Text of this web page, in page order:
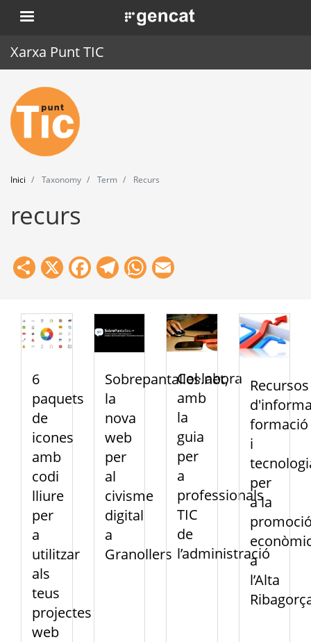
Vés
al
. Obre en una nova finestra.
Xarxa Punt TIC
Inici
Punt TIC
Actualitat
Agenda
Formació
Eines
Inici Taxonomy Term Recurs
recurs
Share
X Facebook
Telegram
WhatsApp
6
paquets
de
icones
amb
codi
lliure
per
a
utilitzar
als
teus
projectes
web
Sobrepantalles.net,
la
nova
web
per
al
civisme
digital
a
Granollers
Col·labora
amb
la
guia
per
a
professionals
TIC
de
l’administració
Recursos
formació
i
per
a la
a
l’Alta